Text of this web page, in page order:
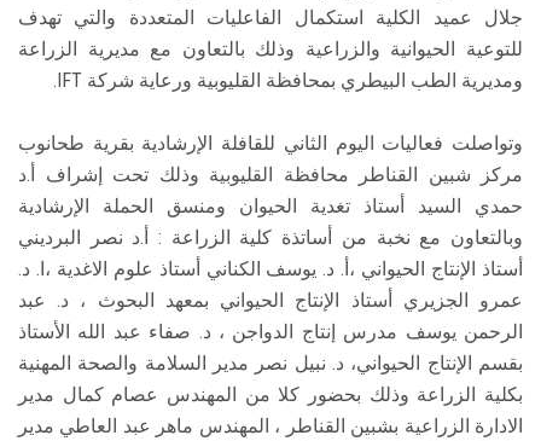
جلال عميد الكلية استكمال الفاعليات المتعددة والتي تهدف
للتوعية الحيوانية والزراعية وذلك بالتعاون مع مديرية الزراعة
ومديرية الطب البيطري بمحافظة القليوبية ورعاية شركة IFT.
وتواصلت فعاليات اليوم الثاني للقافلة الإرشادية بقرية طحانوب
مركز شبين القناطر محافظة القليوبية وذلك تحت إشراف أ.د
حمدي السيد أستاذ تغدية الحيوان ومنسق الحملة الإرشادية
وبالتعاون مع نخبة من أساتذة كلية الزراعة : أ.د نصر البرديني
أستاذ الإنتاج الحيواني ،أ. د. يوسف الكناني أستاذ علوم الاغدية ،ا. د.
عمرو الجزيري أستاذ الإنتاج الحيواني بمعهد البحوث ، د. عبد
الرحمن يوسف مدرس إنتاج الدواجن ، د. صفاء عبد الله الأستاذ
بقسم الإنتاج الحيواني، د. نبيل نصر مدير السلامة والصحة المهنية
بكلية الزراعة وذلك بحضور كلا من المهندس عصام كمال مدير
الادارة الزراعية بشبين القناطر ، المهندس ماهر عبد العاطي مدير